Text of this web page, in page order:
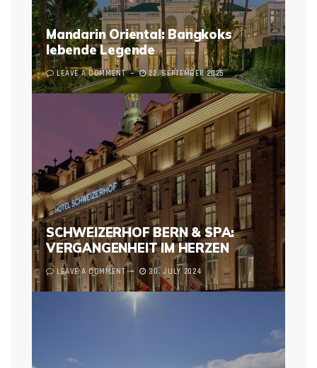
Mandarin Oriental: Bangkoks
lebende Legende
LEAVE A COMMENT 22. SEPTEMBER 2025
SCHWEIZERHOF BERN & SPA:
VERGANGENHEIT IM HERZEN
LEAVE A COMMENT 30. JULY 2024